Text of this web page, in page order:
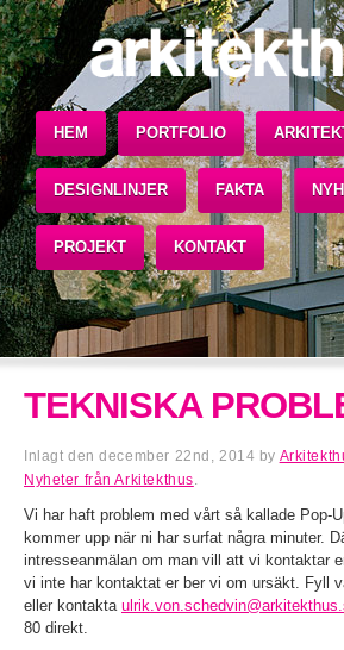
HEM PORTFOLIO
DESIGNLINJER FAKTA
PROJEKT KONTAKT
TEKNISKA
Inlagt dendecember 22nd, 2014 by
Nyheter från Arkitekthus
Vi har haft problem med vårt så kallade Pop-
kommer upp när ni har surfat några minuter.
intresseanmälan om man vill att vi kontaktar
vi inte har kontaktat er ber vi om ursäkt. Fyll
eller kontakta
80 direkt.